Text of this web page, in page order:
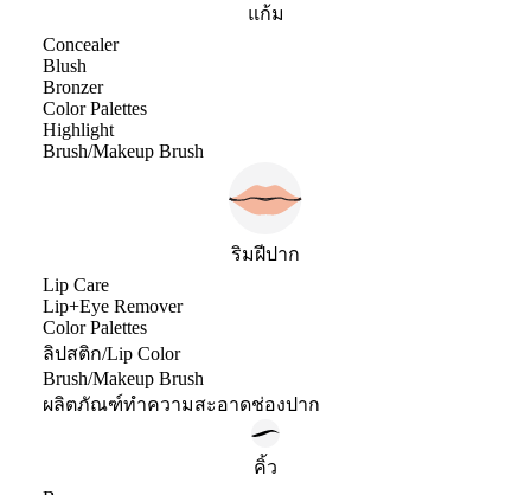
แก้ม
Concealer
Blush
Bronzer
Color Palettes
Highlight
Brush/Makeup Brush
ริมฝีปาก
Lip Care
Lip+Eye Remover
Color Palettes
ลิปสติก/Lip Color
Brush/Makeup Brush
ผลิตภัณฑ์ทำความสะอาดช่องปาก
คิ้ว